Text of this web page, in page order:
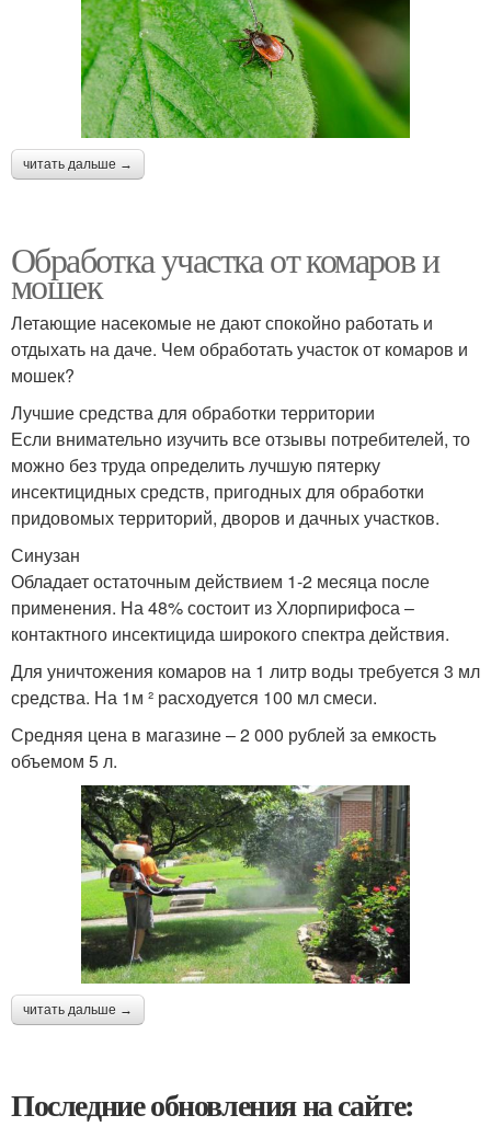
читать дальше →
Обработка участка от комаров и
мошек
Летающие насекомые не дают спокойно работать и
отдыхать на даче. Чем обработать участок от комаров и
мошек?
Лучшие средства для обработки территории
Если внимательно изучить все отзывы потребителей, то
можно без труда определить лучшую пятерку
инсектицидных средств, пригодных для обработки
придовомых территорий, дворов и дачных участков.
Синузан
Обладает остаточным действием 1-2 месяца после
применения. На 48% состоит из Хлорпирифоса –
контактного инсектицида широкого спектра действия.
Для уничтожения комаров на 1 литр воды требуется 3 мл
средства. На 1м ² расходуется 100 мл смеси.
Средняя цена в магазине – 2 000 рублей за емкость
объемом 5 л.
читать дальше →
Последние обновления на сайте: